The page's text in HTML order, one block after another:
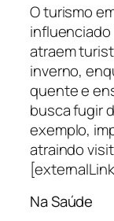
O turismo
influenciado
atraem
inverno,
quente e
busca fugir
exemplo,
atraindo
Na Saúde